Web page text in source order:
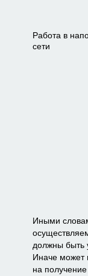
Работа в
сети
Иными
должны быть
Иначе может
на